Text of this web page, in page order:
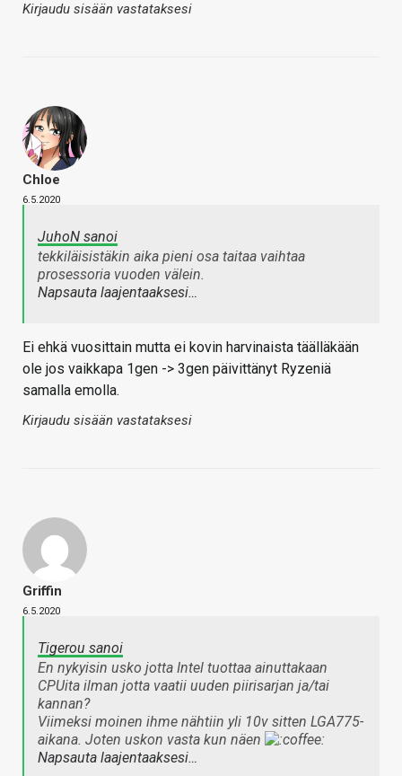
Kirjaudu sisään vastataksesi
Chloe
6.5.2020
JuhoN sanoi
tekkiläisistäkin aika pieni osa taitaa vaihtaa
prosessoria vuoden välein.
Napsauta laajentaaksesi…
Ei ehkä vuosittain mutta ei kovin harvinaista täälläkään
ole jos vaikkapa 1gen -> 3gen päivittänyt Ryzeniä
samalla emolla.
Kirjaudu sisään vastataksesi
Griffin
6.5.2020
Tigerou sanoi
En nykyisin usko jotta Intel tuottaa ainuttakaan
CPUita ilman jotta vaatii uuden piirisarjan ja/tai
kannan?
Viimeksi moinen ihme nähtiin yli 10v sitten LGA775-
aikana. Joten uskon vasta kun näen
Napsauta laajentaaksesi…